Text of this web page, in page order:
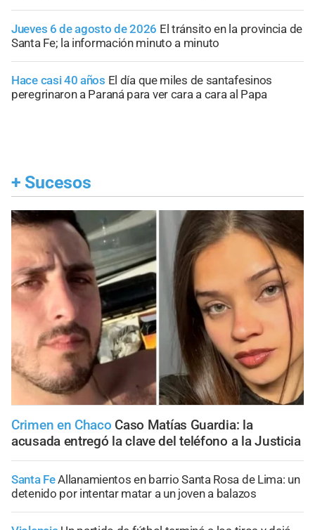
Jueves 6 de agosto de 2026 El tránsito en la provincia de
Santa Fe; la información minuto a minuto
Hace casi 40 años El día que miles de santafesinos
peregrinaron a Paraná para ver cara a cara al Papa
+ Sucesos
Crimen en Chaco Caso Matías Guardia: la
acusada entregó la clave del teléfono a la Justicia
Santa FeAllanamientos en barrio Santa Rosa de Lima: un
detenido por intentar matar a un joven a balazos